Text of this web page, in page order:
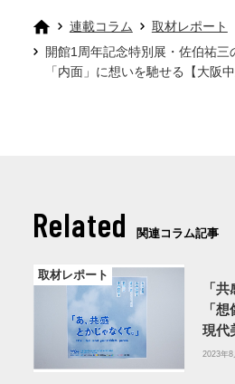
連載コラム
取材レポート
開館1周年記念特別展・佐伯祐三
「内面」に想いを馳せる【大阪
Related 関連コラム記事
取材レポート
「
「
現代
2023年8